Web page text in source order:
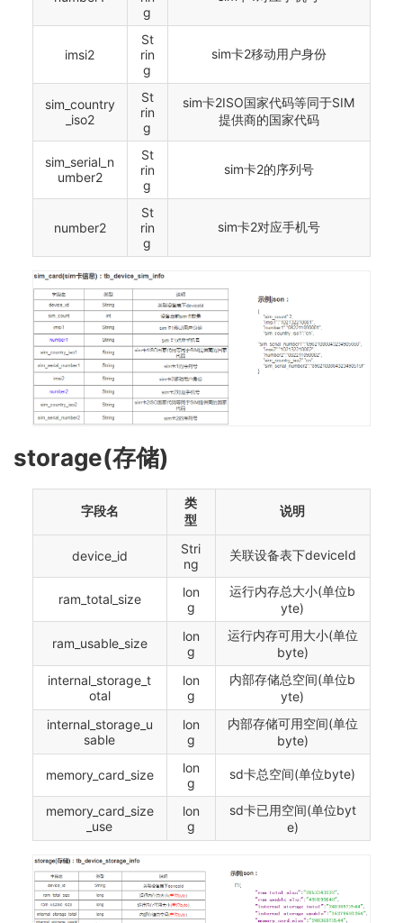
g
imsi2
St
rin
g
sim卡2移动用户身份
sim_country
_iso2
St
rin
g
sim卡2ISO国家代码等同于SIM
提供商的国家代码
sim_serial_n
umber2
St
rin
g
sim卡2的序列号
number2
St
rin
g
sim卡2对应手机号
storage(存储)
字段名
类
型
说明
device_id
Stri
ng
关联设备表下deviceId
ram_total_size
lon
g
运行内存总大小(单位b
yte)
ram_usable_size
lon
g
运行内存可用大小(单位
byte)
internal_storage_t
otal
lon
g
内部存储总空间(单位b
yte)
internal_storage_u
sable
lon
g
内部存储可用空间(单位
byte)
memory_card_size
lon
g
sd卡总空间(单位byte)
memory_card_size
_use
lon
g
sd卡已用空间(单位byt
e)